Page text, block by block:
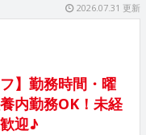
2026.07.31 更新
】勤務時間・曜
内勤務OK！未経
迎♪